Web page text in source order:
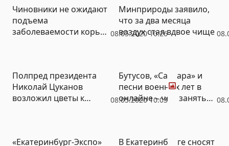
08.05.2020 10:26
Чиновники не ожидают
подъема
заболеваемости корью,
Минприроды заявило,
что за два месяца
воздух стал вдвое чище
08.05.2020 10:03
Полпред президента
Николай Цуканов
возложил цветы к
Фото
Бутусов, «Сансара» и
песни военных лет в
онлайне – чем заняться
«Екатеринбург-Экспо»
Фото
В Екатеринбурге сносят